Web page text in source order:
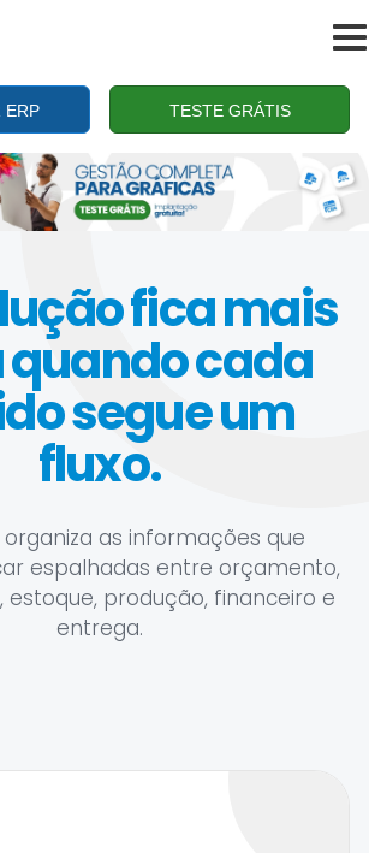
ERP TESTE GRÁTIS
fica mais
cada
segue um
fluxo.
as informações que
espalhadas entre orçamento,
produção, financeiro e
entrega.